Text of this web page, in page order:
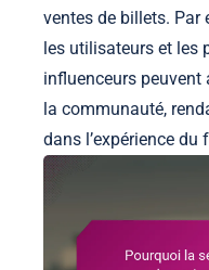
ventes de billets. Par
les utilisateurs et les
influenceurs
la communauté,
dans l’expérience du